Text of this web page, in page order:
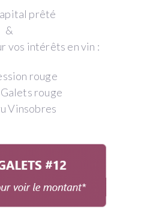
prêté
&
vos intérêts en vin :
rouge
rouge
Vinsobres